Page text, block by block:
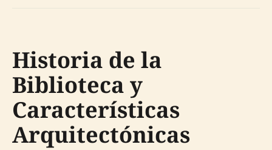
Historia de la
Biblioteca y
Características
Arquitectónicas